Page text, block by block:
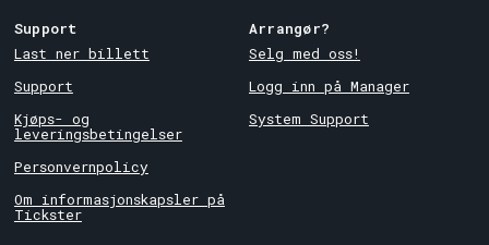
Support
Last ner billett
Support
Kjøps- og
leveringsbetingelser
Personvernpolicy
Om informasjonskapsler på
Tickster
Arrangør?
Selg med oss!
Logg inn på Manager
System Support